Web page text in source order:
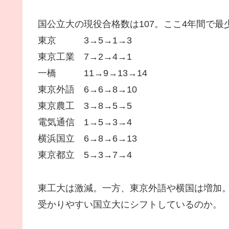
国公立大の現役合格数は107。ここ4年間で最
東京 3→5→1→3
東京工業 7→2→4→1
一橋 11→9→13→14
東京外語 6→6→8→10
東京農工 3→8→5→5
電気通信 1→5→3→4
横浜国立 6→8→6→13
東京都立 5→3→7→4
東工大は激減。一方、東京外語や横国は増加
受かりやすい国立大にシフトしているのか。